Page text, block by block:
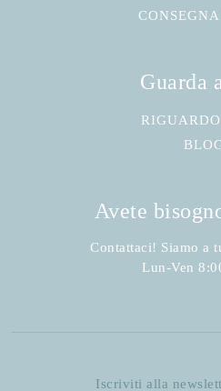
Guarda
Avete
Contattaci! Siamo a
Lun-Ven
Iscriviti alla